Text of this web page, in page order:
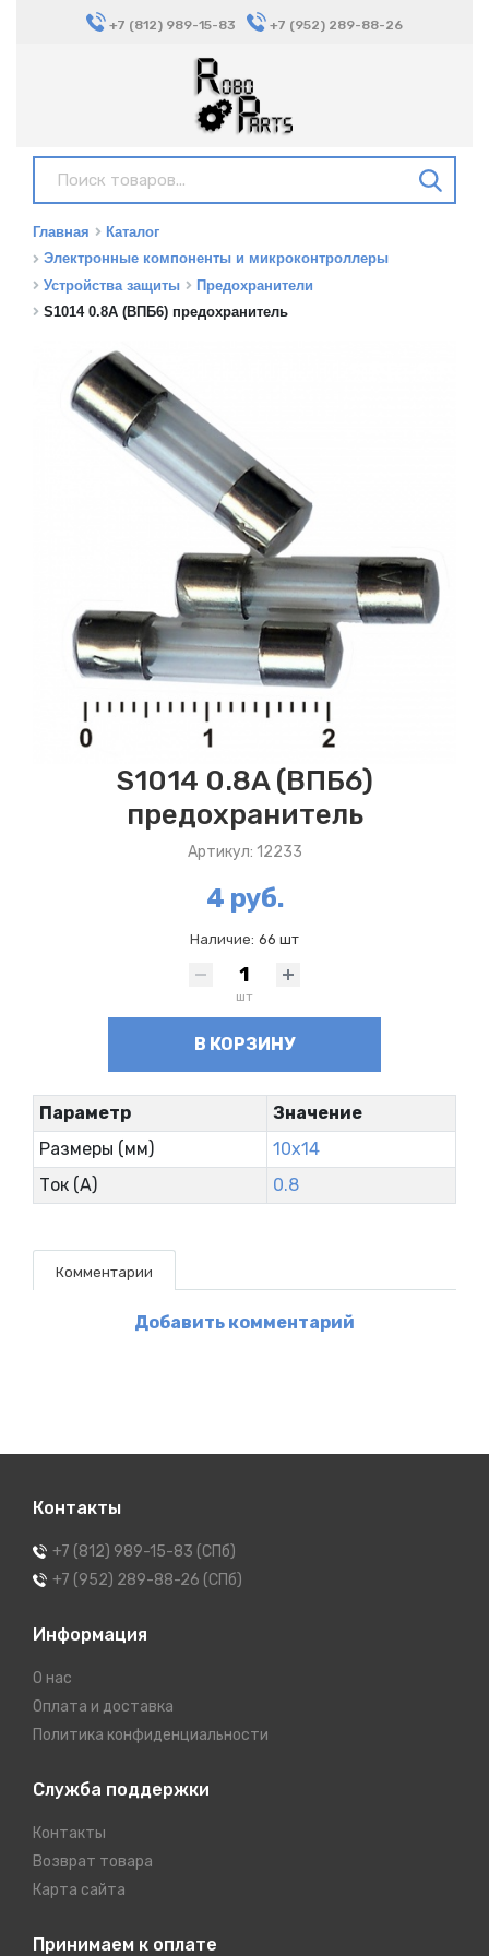
+7 (812) 989-15-83 +7 (952) 289-88-26
Главная
Каталог
Электронные компоненты и микроконтроллеры
Устройства защиты
Предохранители
S1014 0.8A (ВПБ6) предохранитель
S1014 0.8A (ВПБ6)
предохранитель
Артикул: 12233
4 руб.
Наличие: 66 шт
шт
В КОРЗИНУ
Параметр
Значение
Размеры (мм)
10x14
Ток (А)
0.8
Комментарии
Добавить комментарий
Контакты
+7 (812) 989-15-83 (СПб)
+7 (952) 289-88-26 (СПб)
Информация
О нас
Оплата и доставка
Политика конфиденциальности
Служба поддержки
Контакты
Возврат товара
Карта сайта
Принимаем к оплате